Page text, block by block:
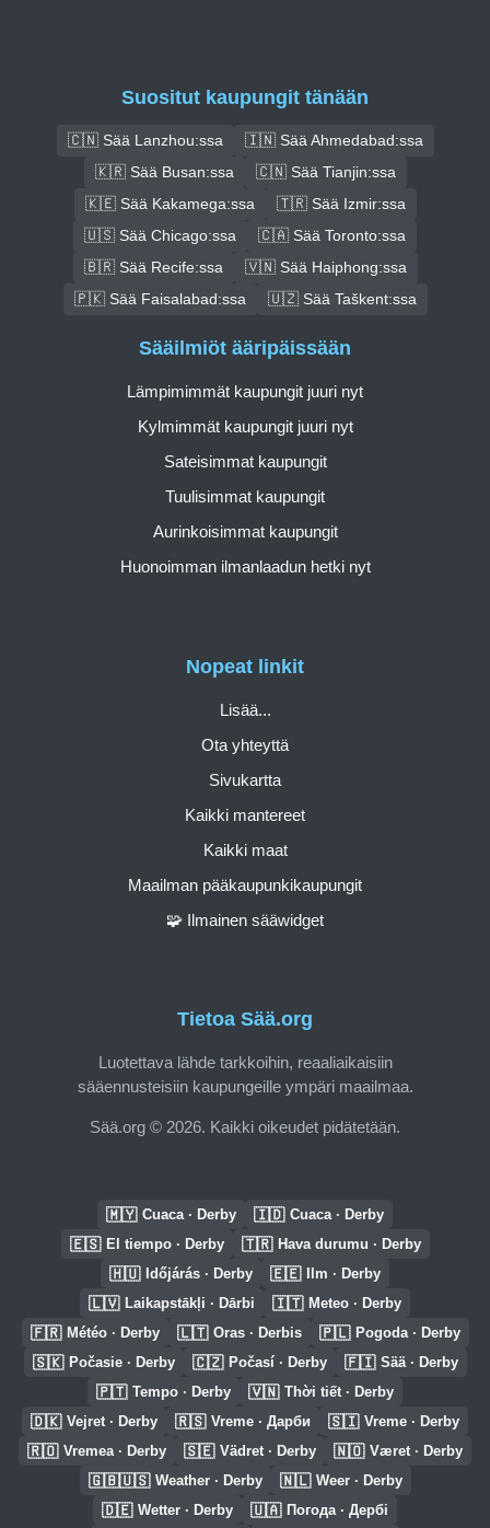
Suositut kaupungit tänään
🇨🇳 Sää Lanzhou:ssa
🇮🇳 Sää Ahmedabad:ssa
🇰🇷 Sää Busan:ssa
🇨🇳 Sää Tianjin:ssa
🇰🇪 Sää Kakamega:ssa
🇹🇷 Sää Izmir:ssa
🇺🇸 Sää Chicago:ssa
🇨🇦 Sää Toronto:ssa
🇧🇷 Sää Recife:ssa
🇻🇳 Sää Haiphong:ssa
🇵🇰 Sää Faisalabad:ssa
🇺🇿 Sää Taškent:ssa
Tietoa Sää.org
Luotettava lähde tarkkoihin, reaaliaikaisiin
sääennusteisiin kaupungeille ympäri maailmaa.
Sää.org © 2026. Kaikki oikeudet pidätetään.
Nopeat linkit
Lisää...
Ota yhteyttä
Sivukartta
Kaikki mantereet
Kaikki maat
Maailman pääkaupunkikaupungit
🧩 Ilmainen sääwidget
Sääilmiöt ääripäissään
Lämpimimmät kaupungit juuri nyt
Kylmimmät kaupungit juuri nyt
Sateisimmat kaupungit
Tuulisimmat kaupungit
Aurinkoisimmat kaupungit
Huonoimman ilmanlaadun hetki nyt
🇲🇾 Cuaca · Derby 🇮🇩 Cuaca · Derby
🇪🇸 El tiempo · Derby 🇹🇷 Hava durumu · Derby
🇭🇺 Időjárás · Derby 🇪🇪 Ilm · Derby
🇱🇻 Laikapstākļi · Dārbi 🇮🇹 Meteo · Derby
🇫🇷 Météo · Derby 🇱🇹 Oras · Derbis 🇵🇱 Pogoda · Derby
🇸🇰 Počasie · Derby 🇨🇿 Počasí · Derby 🇫🇮 Sää · Derby
🇵🇹 Tempo · Derby 🇻🇳 Thời tiết · Derby
🇩🇰 Vejret · Derby 🇷🇸 Vreme · Дарби 🇸🇮 Vreme · Derby
🇷🇴 Vremea · Derby 🇸🇪 Vädret · Derby 🇳🇴 Været · Derby
🇬🇧🇺🇸 Weather · Derby 🇳🇱 Weer · Derby
🇩🇪 Wetter · Derby 🇺🇦 Погода · Дербі